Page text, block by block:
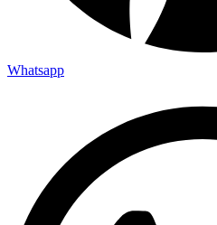
Whatsapp